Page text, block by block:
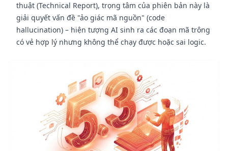
thuật (Technical Report), trọng tâm của phiên bản này là
giải quyết vấn đề "ảo giác mã nguồn" (code
hallucination) – hiện tượng AI sinh ra các đoạn mã trông
có vẻ hợp lý nhưng không thể chạy được hoặc sai logic.